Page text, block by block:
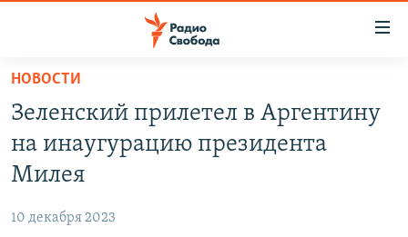
упрощенного
доступа
основному
Вернутся
АВТОРСКИЕ ПРОЕКТЫ
МНЕНИЯ
НОВОСТИ
Зеленский прилетел в Аргентину
на инаугурацию президента
Милея
10 декабря 2023